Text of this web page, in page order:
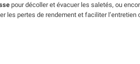
pour décoller et évacuer les saletés, ou
les pertes de rendement et faciliter